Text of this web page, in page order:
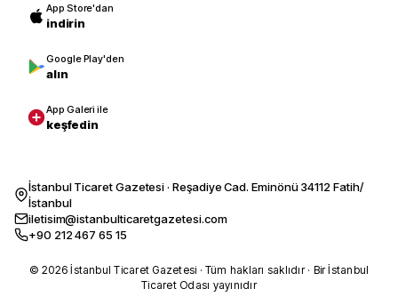
App Store'dan
indirin
Google Play'den
alın
App Galeri ile
keşfedin
İstanbul Ticaret Gazetesi · Reşadiye Cad. Eminönü 34112 Fatih/
İstanbul
iletisim@istanbulticaretgazetesi.com
+90 212 467 65 15
© 2026 İstanbul Ticaret Gazetesi · Tüm hakları saklıdır · Bir İstanbul
Ticaret Odası yayınıdır